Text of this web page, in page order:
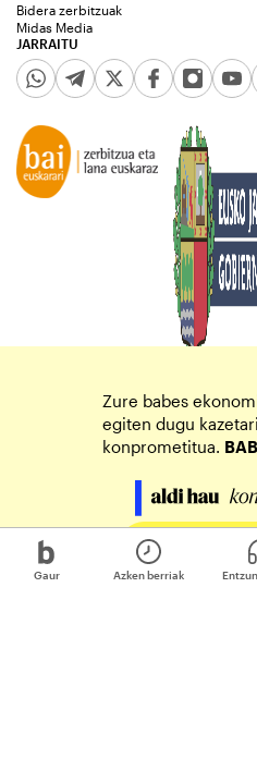
Gaur Azken berriak
JARRAITU
Bidera zerbitzuak
Midas Media
Zure babes
egiten dugu
konprometitua.
Egin zure